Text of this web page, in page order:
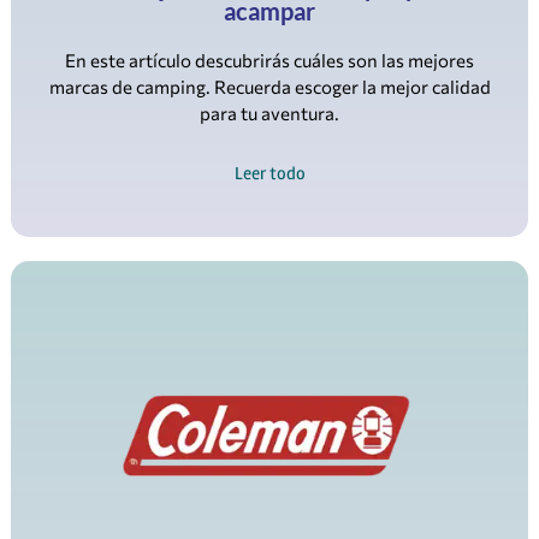
acampar
En este artículo descubrirás cuáles son las mejores
marcas de camping. Recuerda escoger la mejor calidad
para tu aventura.
Leer todo